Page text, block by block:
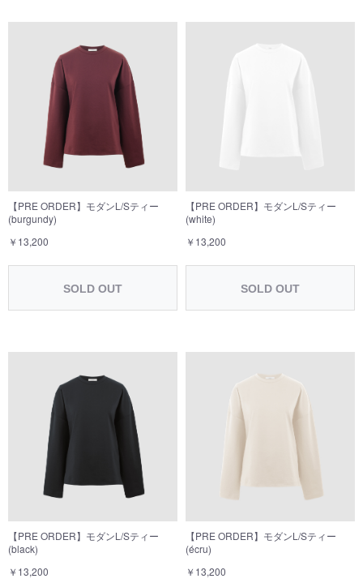
【PRE ORDER】モダンL/Sティー
(burgundy)
￥13,200
SOLD OUT
【PRE ORDER】モダンL/Sティー
(white)
￥13,200
SOLD OUT
【PRE ORDER】モダンL/Sティー
(black)
￥13,200
【PRE ORDER】モダンL/Sティー
(écru)
￥13,200
お買い物を続ける